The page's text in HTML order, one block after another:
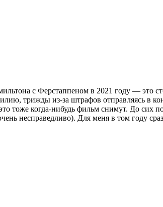
с Ферстаппеном в 2021 году — это
трижды из-за штрафов отправляясь в
тоже когда-нибудь фильм снимут. До сих
несправедливо). Для меня в том году